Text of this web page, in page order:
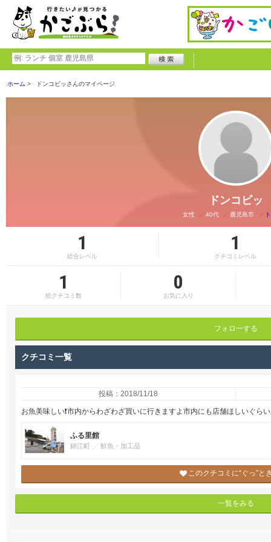
ホーム ドンコビッさんのマイページ
ドンコビッ
女性 40代 鹿児島市
1
総合レベル
1
クチコミレベル
1
総クチコミ数
0
お気に入り
フォローする
クチコミ一覧
投稿：2018/11/18
お魚美味しい❗市内からわざわざ買いに行きますよ市内にも店舗ほしいぐらい
ふる里館
錦江町 鮮魚・加工品
このクチコミに“ぐっ”と
一覧をみる